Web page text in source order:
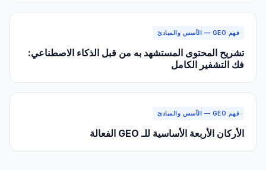
فهم GEO — الأسس والمبادئ
تشريح المحتوى المستشهد به من قبل الذكاء الاصطناعي:
فك التشفير الكامل
فهم GEO — الأسس والمبادئ
الأركان الأربعة الأساسية للـ GEO الفعالة